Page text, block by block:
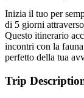
Inizia il tuo per
di 5 giorni
Questo itinerario
incontri con la
perfetto della tua
Trip